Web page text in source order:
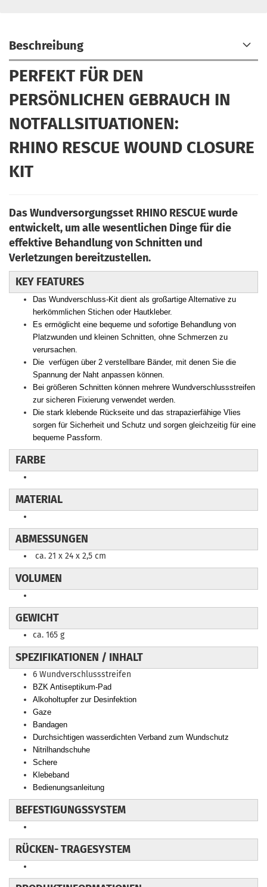
Beschreibung
PERFEKT FÜR DEN
PERSÖNLICHEN GEBRAUCH IN
NOTFALLSITUATIONEN:
RHINO RESCUE WOUND CLOSURE
KIT
Das Wundversorgungsset RHINO RESCUE wurde
entwickelt, um alle wesentlichen Dinge für die
effektive Behandlung von Schnitten und
Verletzungen bereitzustellen.
KEY FEATURES
Das Wundverschluss-Kit dient als großartige Alternative zu
herkömmlichen Stichen oder Hautkleber.
Es ermöglicht eine bequeme und sofortige Behandlung von
Platzwunden und kleinen Schnitten, ohne Schmerzen zu
verursachen.
Die verfügen über 2 verstellbare Bänder, mit denen Sie die
Spannung der Naht anpassen können.
Bei größeren Schnitten können mehrere Wundverschlussstreifen
zur sicheren Fixierung verwendet werden.
Die stark klebende Rückseite und das strapazierfähige Vlies
sorgen für Sicherheit und Schutz und sorgen gleichzeitig für eine
bequeme Passform.
FARBE
MATERIAL
ABMESSUNGEN
ca. 21 x 24 x 2,5 cm
VOLUMEN
GEWICHT
ca. 165 g
SPEZIFIKATIONEN / INHALT
6 Wundverschlussstreifen
BZK Antiseptikum-Pad
Alkoholtupfer zur Desinfektion
Gaze
Bandagen
Durchsichtigen wasserdichten Verband zum Wundschutz
Nitrilhandschuhe
Schere
Klebeband
Bedienungsanleitung
BEFESTIGUNGSSYSTEM
RÜCKEN- TRAGESYSTEM